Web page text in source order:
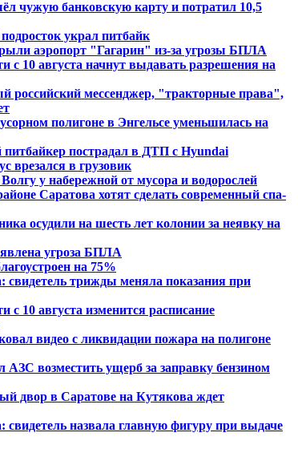
чужую банковскую карту и потратил 10,5
украл питбайк
аэропорт "Гагарин" из-за угрозы БПЛА
с 10 августа начнут выдавать разрешения на
российский мессенджер, "тракторные права",
полигоне в Энгельсе уменьшилась на
питбайкер пострадал в ДТП с Hyundai
врезался в грузовик
у набережной от мусора и водорослей
Саратова хотят сделать современный спа-
осудили на шесть лет колонии за неявку на
угроза БПЛА
на 75%
свидетель трижды меняла показания при
с 10 августа изменится расписание
видео с ликвидации пожара на полигоне
АЗС возместить ущерб за заправку бензином
двор в Саратове на Кутякова ждет
свидетель назвала главную фигуру при выдаче